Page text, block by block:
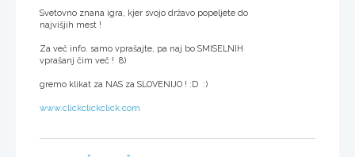
Svetovno znana igra, kjer svojo državo popeljete do
najvišjih mest !
Za več info. samo vprašajte, pa naj bo SMISELNIH
vprašanj čim več ! 8)
gremo klikat za NAS za SLOVENIJO ! :D :)
www.clickclickclick.com